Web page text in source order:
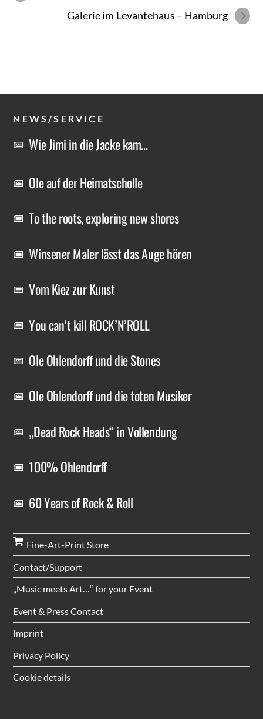
Galerie im Levantehaus
Hamburg
NEWS/SERVICE
Wie Jimi in die Jacke kam…
Ole auf der Heimatscholle
To the roots, exploring new shores
Winsener Maler lässt das Auge hören
Vom Kiez zur Kunst
You can’t kill ROCK’N’ROLL
Ole Ohlendorff und die Stones
Ole Ohlendorff und die toten Musiker
„Dead Rock Heads“ in Vollendung
100% Ohlendorff
60 Years of Rock & Roll
Fine-Art-Print Store
Contact/Support
„Music meets Art…“ for your Event
Event & Press Contact
Imprint
Privacy Policy
Cookie details